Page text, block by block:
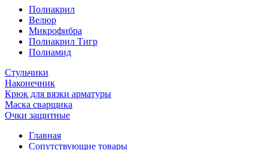
Полиакрил
Велюр
Микрофибра
Полиакрил Тигр
Полиамид
Стульчики
Наконечник
Крюк для вязки арматуры
Маска сварщика
Очки защитные
Главная
Сопутствующие товары